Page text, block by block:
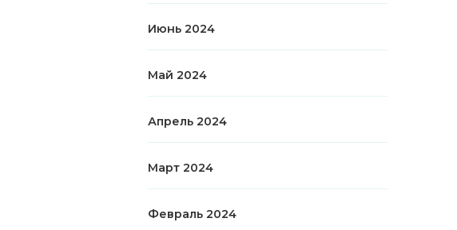
Июнь 2024
Май 2024
Апрель 2024
Март 2024
Февраль 2024